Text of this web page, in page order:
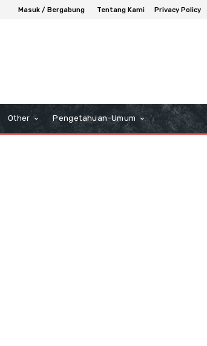
Masuk / Bergabung Tentang Kami Privacy Policy
Other Pengetahuan-Umum